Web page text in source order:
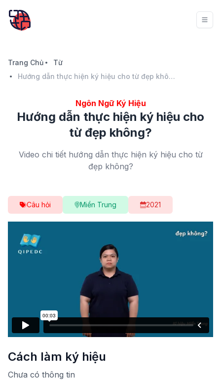
Trang Chủ
Từ
Hướng dẫn thực hiện ký hiệu cho từ đẹp không?
Ngôn Ngữ Ký Hiệu
Hướng dẫn thực hiện ký hiệu cho
từ đẹp không?
Video chi tiết hướng dẫn thực hiện ký hiệu cho từ
đẹp không?
Câu hỏi Miền Trung 2021
Cách làm ký hiệu
Chưa có thông tin